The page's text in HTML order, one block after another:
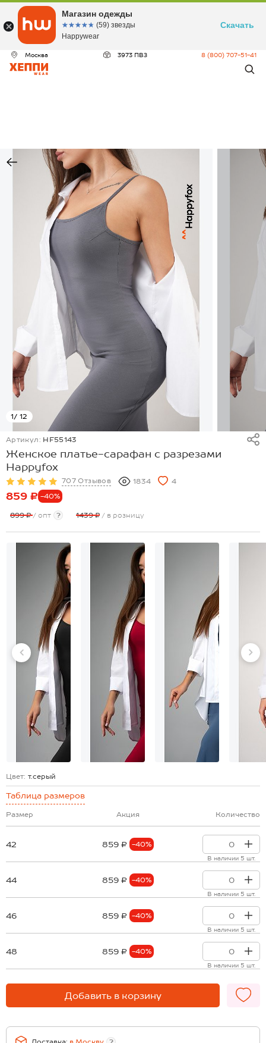
Москва 3973 ПВЗ 8 (800) 707-51-41
1/ 12
Артикул: HF55143
Женское платье-сарафан с разрезами
Happyfox
707 Отзывов 1834 4
859 ₽ -40%
899 ₽/ опт ? 1439 ₽ / в розницу
Цвет: т.серый
Таблица размеров
Размер Акция Количество
42 859 ₽ -40%
В наличии 5 шт.
44 859 ₽ -40%
В наличии 5 шт.
46 859 ₽ -40%
В наличии 5 шт.
48 859 ₽ -40%
В наличии 5 шт.
Добавить в корзину
Магазин одежды
☆☆☆☆☆
★★★★★ (59) звезды
Happywear
Скачать